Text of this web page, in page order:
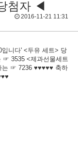
첨자 ◀
2016-11-21 11:31
니다' <두유 세트> 당
☞ 3535 <제과선물세트
는 ☞ 7236 ♥♥♥♥♥ 축하